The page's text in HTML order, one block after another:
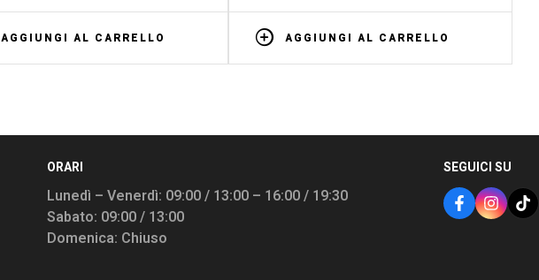
AGGIUNGI AL CARRELLO AGGIUNGI AL CARRELLO
ORARI
Lunedì – Venerdì: 09:00 / 13:00 – 16:00 / 19:30
Sabato: 09:00 / 13:00
Domenica: Chiuso
SEGUICI SU